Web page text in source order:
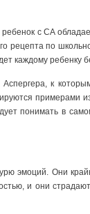
с СА
рецепта по
каждому ребенку
к
примерами
понимать в
эмоций. Они
и они